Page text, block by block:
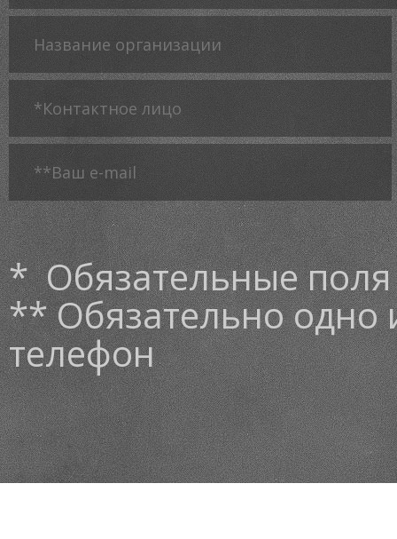
* Обязательные
** Обязательно одно
телефон